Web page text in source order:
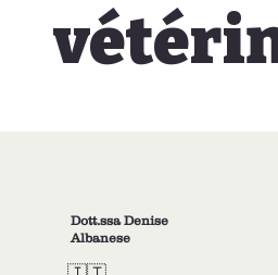
Dott.ssa Denise
Albanese